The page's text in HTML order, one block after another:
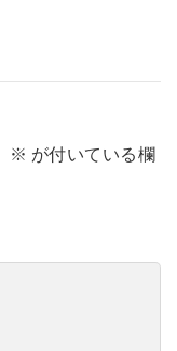
※ が付いている欄